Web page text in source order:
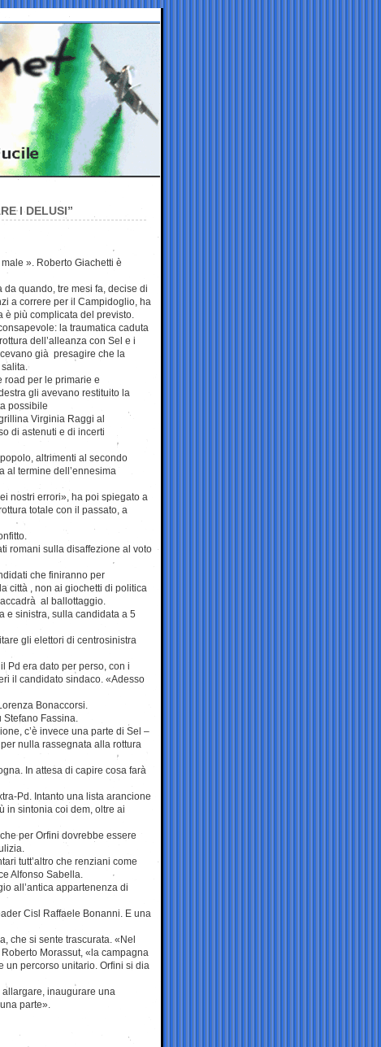
I DELUSI”
». Roberto Giachetti è
da quando, tre mesi fa, decise di
a correre per il Campidoglio, ha
è più complicata del previsto.
la traumatica caduta
dell’alleanza con Sel e i
già presagire che la
road per le primarie e
gli avevano restituito la
possibile
Virginia Raggi al
di astenuti e di incerti
altrimenti al secondo
al termine dell’ennesima
nostri errori», ha poi spiegato a
totale con il passato, a
romani sulla disaffezione al voto
che finiranno per
città , non ai giochetti di politica
al ballottaggio.
e sinistra, sulla candidata a 5
gli elettori di centrosinistra
Pd era dato per perso, con i
il candidato sindaco. «Adesso
Bonaccorsi.
Stefano Fassina.
c’è invece una parte di Sel –
nulla rassegnata alla rottura
In attesa di capire cosa farà
Pd. Intanto una lista arancione
in sintonia coi dem, oltre ai
per Orfini dovrebbe essere
tutt’altro che renziani come
Alfonso Sabella.
all’antica appartenenza di
Cisl Raffaele Bonanni. E una
che si sente trascurata. «Nel
Morassut, «la campagna
un percorso unitario. Orfini si dia
inaugurare una
parte».